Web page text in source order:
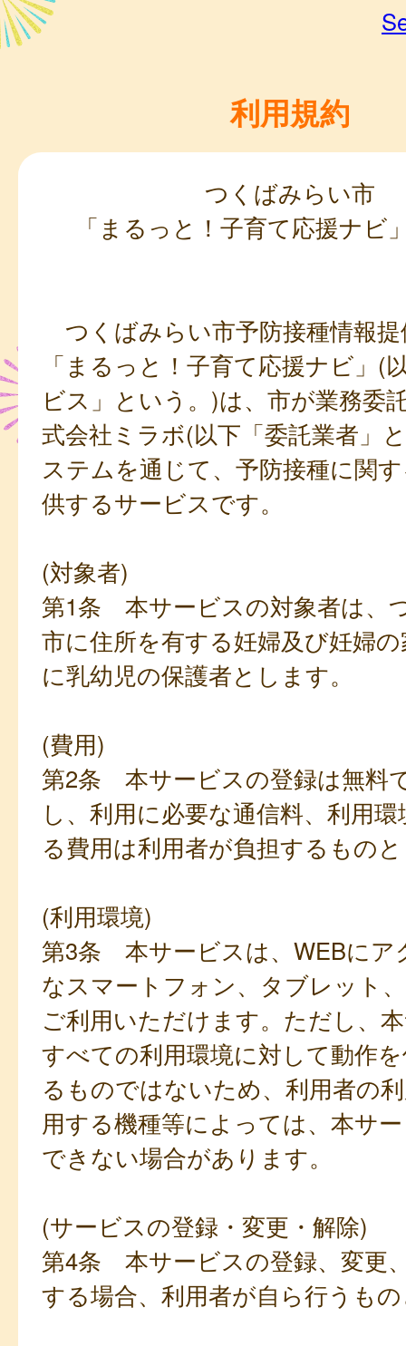
利用規約
つくばみらい市
「まるっと！子育て応援ナビ
つくばみらい市予防接種情報
「まるっと！子育て応援ナビ」(
ビス」という。)は、市が業務委
式会社ミラボ(以下「委託業者」
ステムを通じて、予防接種に関
供するサービスです。
(対象者)
第1条 本サービスの対象者は、
市に住所を有する妊婦及び妊婦
に乳幼児の保護者とします。
(費用)
第2条 本サービスの登録は無料
し、利用に必要な通信料、利用
る費用は利用者が負担するもの
(利用環境)
第3条 本サービスは、WEBにア
なスマートフォン、タブレット
ご利用いただけます。ただし、
すべての利用環境に対して動作
るものではないため、利用者の
用する機種等によっては、本サ
できない場合があります。
(サービスの登録・変更・解除)
第4条 本サービスの登録、変更
する場合、利用者が自ら行うも